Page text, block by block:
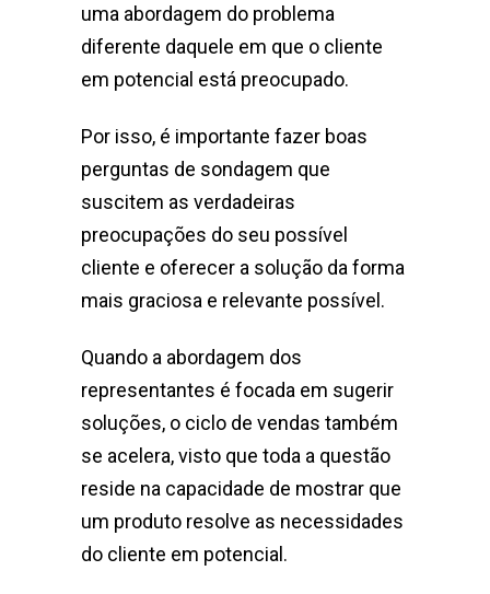
uma abordagem do problema
diferente daquele em que o cliente
em potencial está preocupado.
Por isso, é importante fazer boas
perguntas de sondagem que
suscitem as verdadeiras
preocupações do seu possível
cliente e oferecer a solução da forma
mais graciosa e relevante possível.
Quando a abordagem dos
representantes é focada em sugerir
soluções, o ciclo de vendas também
se acelera, visto que toda a questão
reside na capacidade de mostrar que
um produto resolve as necessidades
do cliente em potencial.